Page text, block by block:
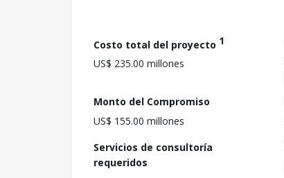
Costo total del proyecto 1
US$ 235.00 millones
Monto del Compromiso
US$ 155.00 millones
Servicios de consultoría
requeridos